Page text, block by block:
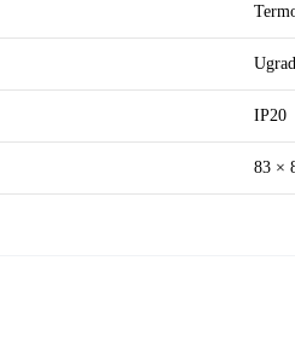
IP20
83 ×